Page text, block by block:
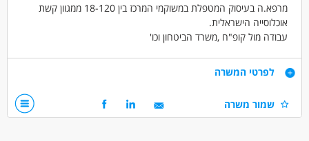
מרפא.ה בעיסוק המטפלת במשוקמי המרכז בין 18-120 ממגוון קשת
אוכלוסייה הישראלית.
עבודה מול קופ"ח ,משרד הביטחון וכו'
דרישות
ניסיון בשיקום נירולוגי ו/או אוקטופדי מבוגרים-חובה.
לפרטי המשרה
שמור משרה